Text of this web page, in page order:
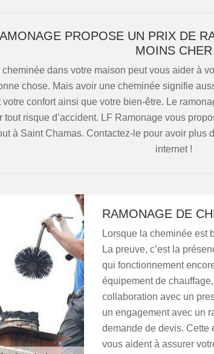
PROPOSE UN PRIX DE
MOINS CHER
dans votre maison peut vous aider à
chose. Mais avoir une cheminée signifie
votre confort ainsi que votre bien-être. Le
tout risque d’accident. LF Ramonage vous
à Saint Chamas. Contactez-le pour avoir plus
internet !
RAMONAGE DE
Lorsque la cheminée est
La preuve, c’est la
qui fonctionnement
équipement de
collaboration avec un
un engagement avec un
demande de devis. Cette
vous aident à assurer